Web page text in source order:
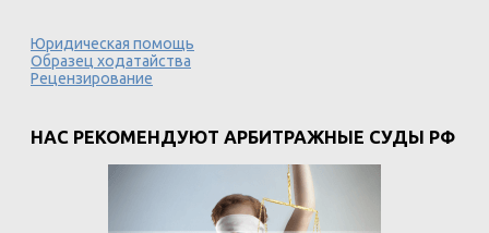
Юридическая помощь
Образец ходатайства
Рецензирование
НАС РЕКОМЕНДУЮТ АРБИТРАЖНЫЕ СУДЫ РФ